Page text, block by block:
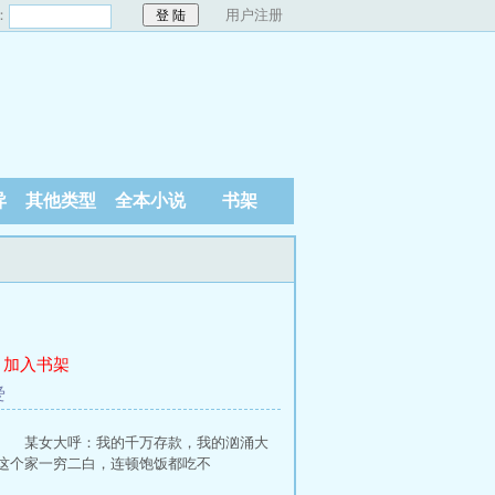
用户注册
其他类型 全本小说 书架
加入书架
女大呼：我的千万存款，我的汹涌大
家一穷二白，连顿饱饭都吃不